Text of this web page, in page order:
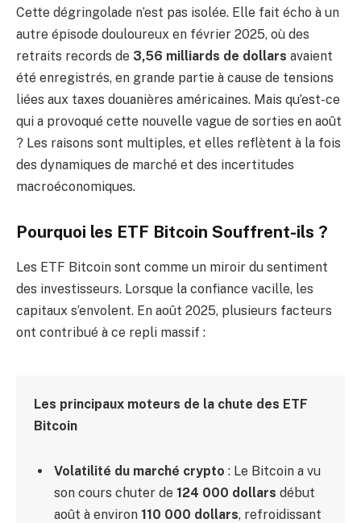
Cette dégringolade n’est pas isolée. Elle fait écho à un
autre épisode douloureux en février 2025, où des
retraits records de 3,56 milliards de dollars avaient
été enregistrés, en grande partie à cause de tensions
liées aux taxes douanières américaines. Mais qu’est-ce
qui a provoqué cette nouvelle vague de sorties en août
? Les raisons sont multiples, et elles reflètent à la fois
des dynamiques de marché et des incertitudes
macroéconomiques.
Pourquoi les ETF Bitcoin Souffrent-ils ?
Les ETF Bitcoin sont comme un miroir du sentiment
des investisseurs. Lorsque la confiance vacille, les
capitaux s’envolent. En août 2025, plusieurs facteurs
ont contribué à ce repli massif :
Les principaux moteurs de la chute des ETF
Bitcoin
Volatilité du marché crypto : Le Bitcoin a vu
son cours chuter de 124 000 dollars début
août à environ 110 000 dollars, refroidissant